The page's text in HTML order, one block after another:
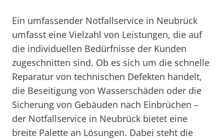
Ein umfassender Notfallservice in Neubrück
umfasst eine Vielzahl von Leistungen, die auf
die individuellen Bedürfnisse der Kunden
zugeschnitten sind. Ob es sich um die schnelle
Reparatur von technischen Defekten handelt,
die Beseitigung von Wasserschäden oder die
Sicherung von Gebäuden nach Einbrüchen –
der Notfallservice in Neubrück bietet eine
breite Palette an Lösungen. Dabei steht die